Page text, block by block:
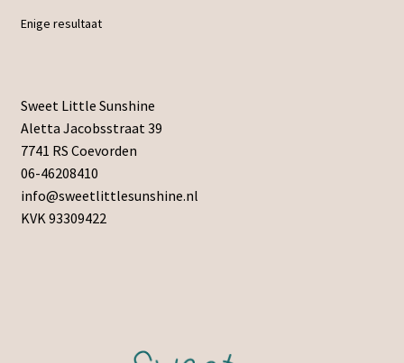
Enige resultaat
Sweet Little Sunshine
Aletta Jacobsstraat 39
7741 RS Coevorden
06-46208410
info@sweetlittlesunshine.nl
KVK 93309422